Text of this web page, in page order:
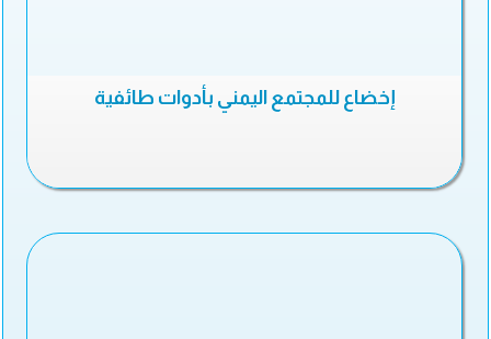
إخضاع للمجتمع اليمني بأدوات طائفية